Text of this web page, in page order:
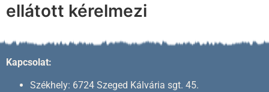
ellátott kérelmezi
Kapcsolat:
Székhely: 6724 Szeged Kálvária sgt. 45.